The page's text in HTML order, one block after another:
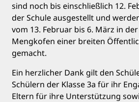
sind noch bis einschließlich 12.
der Schule ausgestellt und
vom 13. Februar bis 6. März in der
Mengkofen einer breiten
gemacht.
Ein herzlicher Dank gilt den
Schülern der Klasse 3a für ihr
Eltern für ihre Unterstützung